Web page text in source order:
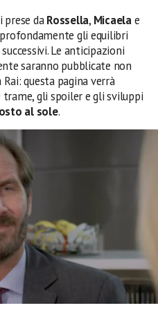
prese daRossella, Micaelae
gli equilibri
Le anticipazioni
saranno pubblicate non
questa pagina verrà
gli spoiler e gli sviluppi
al sole.